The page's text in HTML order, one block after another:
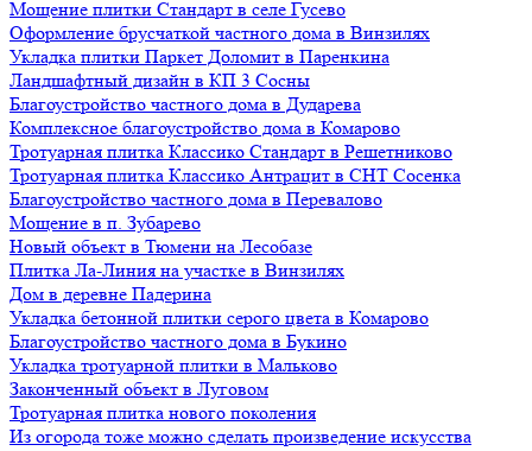
Мощение плитки Стандарт в селе Гусево
Оформление брусчаткой частного дома в Винзилях
Укладка плитки Паркет Доломит в Паренкина
Ландшафтный дизайн в КП 3 Сосны
Благоустройство частного дома в Дударева
Комплексное благоустройство дома в Комарово
Тротуарная плитка Классико Стандарт в Решетниково
Тротуарная плитка Классико Антрацит в СНТ Сосенка
Благоустройство частного дома в Перевалово
Мощение в п. Зубарево
Новый объект в Тюмени на Лесобазе
Плитка Ла-Линия на участке в Винзилях
Дом в деревне Падерина
Укладка бетонной плитки серого цвета в Комарово
Благоустройство частного дома в Букино
Укладка тротуарной плитки в Мальково
Законченный объект в Луговом
Тротуарная плитка нового поколения
Из огорода тоже можно сделать произведение искусства